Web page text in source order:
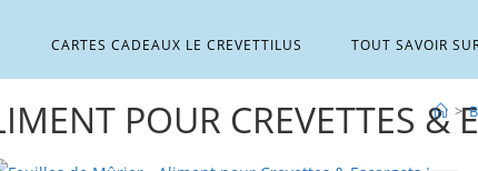
CARTES CADEAUX LE CREVETTILUS TOUT SAVOIR
POUR CREVETTES & >